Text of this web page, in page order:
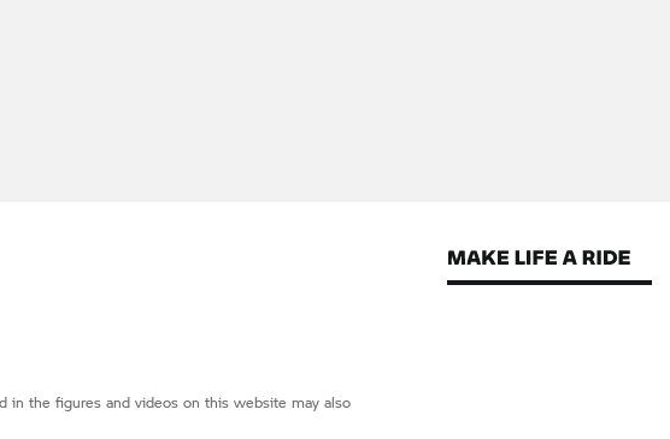
in the figures and videos on this website may also